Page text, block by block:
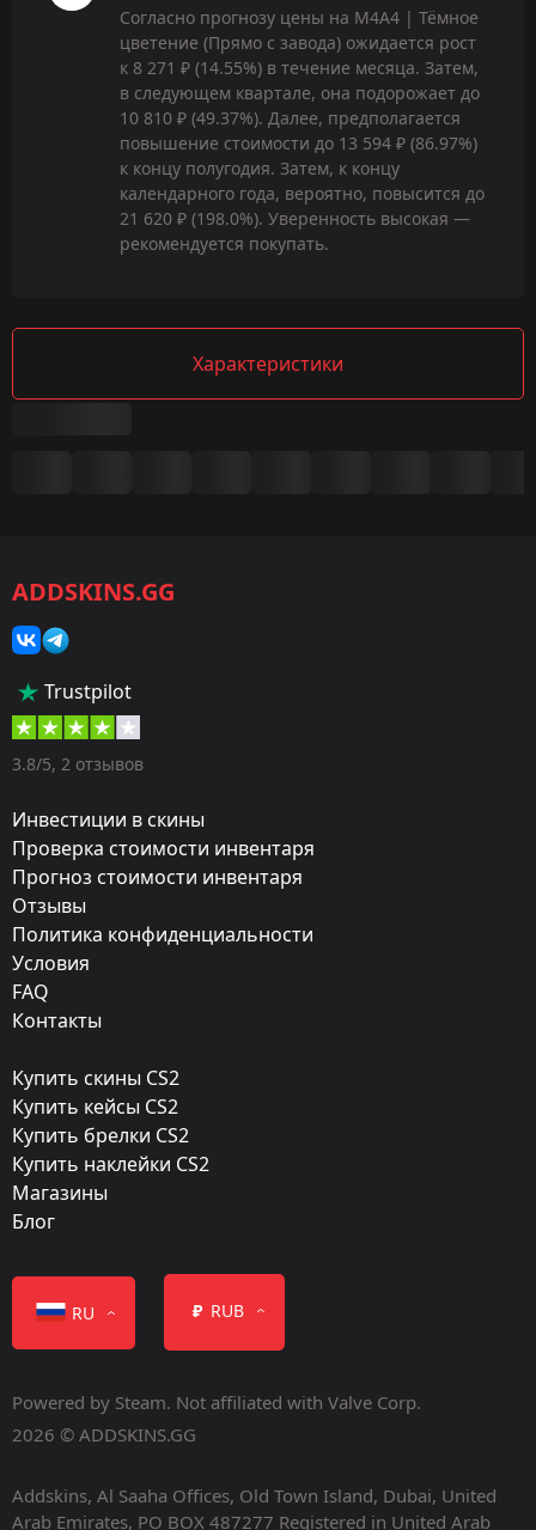
Согласно прогнозу цены на M4A4 | Тёмное
цветение (Прямо с завода) ожидается рост
к 8 271 ₽ (14.55%) в течение месяца. Затем,
в следующем квартале, она подорожает до
10 810 ₽ (49.37%). Далее, предполагается
повышение стоимости до 13 594 ₽ (86.97%)
к концу полугодия. Затем, к концу
календарного года, вероятно, повысится до
21 620 ₽ (198.0%). Уверенность высокая —
рекомендуется покупать.
Характеристики
Категория:
Скины
Штурмовые винтовки
Оружие:
Exterior:
Прямо с завода
Тёмное цветение
Finish catalog:
Популярность:
85 %
Дата релиза:
ADDSKINS.GG
Trustpilot
3.8/5, 2 отзывов
Инвестиции в скины
Проверка стоимости инвентаря
Прогноз стоимости инвентаря
Отзывы
Политика конфиденциальности
Условия
FAQ
Контакты
Купить скины CS2
Купить кейсы CS2
Купить брелки CS2
Купить наклейки CS2
Магазины
Блог
RU ₽ RUB
Powered by Steam. Not affiliated with Valve Corp.
2026 © ADDSKINS.GG
Addskins, Al Saaha Offices, Old Town Island, Dubai, United
Arab Emirates, PO BOX 487277 Registered in United Arab